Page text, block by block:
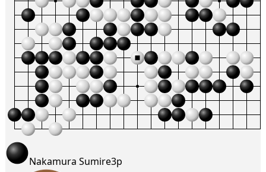
Nakamura Sumire3p